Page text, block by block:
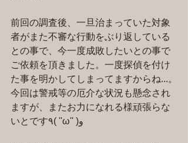
前回の調査後、一旦治まっていた対象
者がまた不審な行動をぶり返している
との事で、今一度成敗したいとの事で
ご依頼を頂きました。一度探偵を付け
た事を明かしてしまってますからね...。
今回は警戒等の厄介な状況も懸念され
ますが、またお力になれる様頑張らな
いとです٩( ''ω'' )و